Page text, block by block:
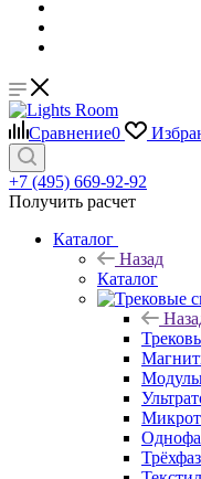
Сравнение0
+7 (495) 669-92-92
Получить расчет
Каталог
Назад
Каталог